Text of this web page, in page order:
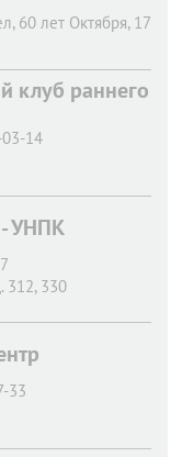
60 лет Октября, 17
клуб раннего
14
УНПК
312, 330
33